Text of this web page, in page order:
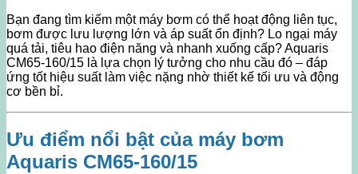
Bạn đang tìm kiếm một máy bơm có thể hoạt động liên tục,
bơm được lưu lượng lớn và áp suất ổn định? Lo ngại máy
quá tải, tiêu hao điện năng và nhanh xuống cấp? Aquaris
CM65-160/15 là lựa chọn lý tưởng cho nhu cầu đó – đáp
ứng tốt hiệu suất làm việc nặng nhờ thiết kế tối ưu và động
cơ bền bỉ.
Ưu điểm nổi bật của máy bơm
Aquaris CM65-160/15